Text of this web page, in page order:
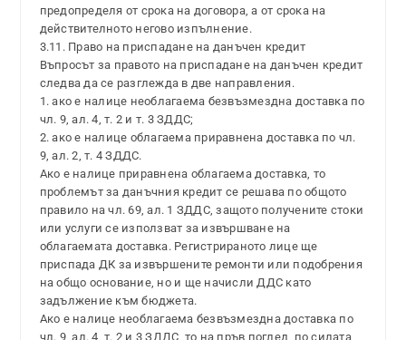
предопределя от срока на договора, а от срока на
действителното негово изпълнение.
3.11. Право на приспадане на данъчен кредит
Въпросът за правото на приспадане на данъчен кредит
следва да се разглежда в две направления.
1. ако е налице необлагаема безвъзмездна доставка по
чл. 9, ал. 4, т. 2 и т. 3 ЗДДС;
2. ако е налице облагаема приравнена доставка по чл.
9, ал. 2, т. 4 ЗДДС.
Ако е налице приравнена облагаема доставка, то
проблемът за данъчния кредит се решава по общото
правило на чл. 69, ал. 1 ЗДДС, защото получените стоки
или услуги се използват за извършване на
облагаемата доставка. Регистрираното лице ще
приспада ДК за извършените ремонти или подобрения
на общо основание, но и ще начисли ДДС като
задължение към бюджета.
Ако е налице необлагаема безвъзмездна доставка по
чл. 9, ал. 4, т. 2 и 3 ЗДДС, то на пръв поглед, по силата